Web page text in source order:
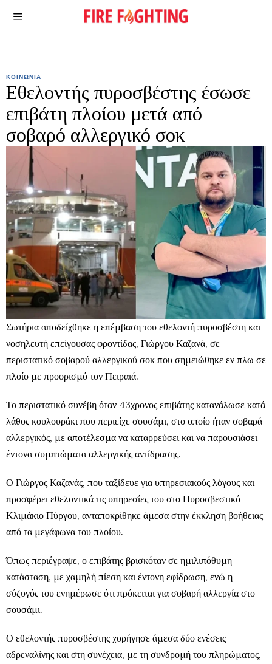
ΚΟΙΝΩΝΙΑ
Εθελοντής πυροσβέστης έσωσε
επιβάτη πλοίου μετά από
σοβαρό αλλεργικό σοκ
Σωτήρια αποδείχθηκε η επέμβαση του εθελοντή πυροσβέστη και
νοσηλευτή επείγουσας φροντίδας, Γιώργου Καζανά, σε
περιστατικό σοβαρού αλλεργικού σοκ που σημειώθηκε εν πλω σε
πλοίο με προορισμό τον Πειραιά.
Το περιστατικό συνέβη όταν 43χρονος επιβάτης κατανάλωσε κατά
λάθος κουλουράκι που περιείχε σουσάμι, στο οποίο ήταν σοβαρά
αλλεργικός, με αποτέλεσμα να καταρρεύσει και να παρουσιάσει
έντονα συμπτώματα αλλεργικής αντίδρασης.
Ο Γιώργος Καζανάς, που ταξίδευε για υπηρεσιακούς λόγους και
προσφέρει εθελοντικά τις υπηρεσίες του στο Πυροσβεστικό
Κλιμάκιο Πύργου, ανταποκρίθηκε άμεσα στην έκκληση βοήθειας
από τα μεγάφωνα του πλοίου.
Όπως περιέγραψε, ο επιβάτης βρισκόταν σε ημιλιπόθυμη
κατάσταση, με χαμηλή πίεση και έντονη εφίδρωση, ενώ η
σύζυγός του ενημέρωσε ότι πρόκειται για σοβαρή αλλεργία στο
σουσάμι.
Ο εθελοντής πυροσβέστης χορήγησε άμεσα δύο ενέσεις
αδρεναλίνης και στη συνέχεια, με τη συνδρομή του πληρώματος,